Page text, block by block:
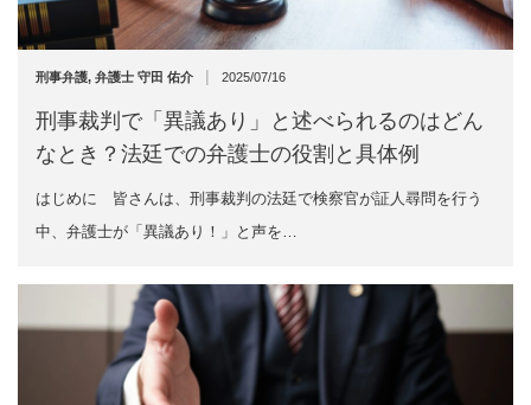
刑事弁護, 弁護士 守田 佑介 | 2025/07/16
刑事裁判で「異議あり」と述べられるのはどん
なとき？法廷での弁護士の役割と具体例
はじめに 皆さんは、刑事裁判の法廷で検察官が証人尋問を行う
中、弁護士が「異議あり！」と声を…